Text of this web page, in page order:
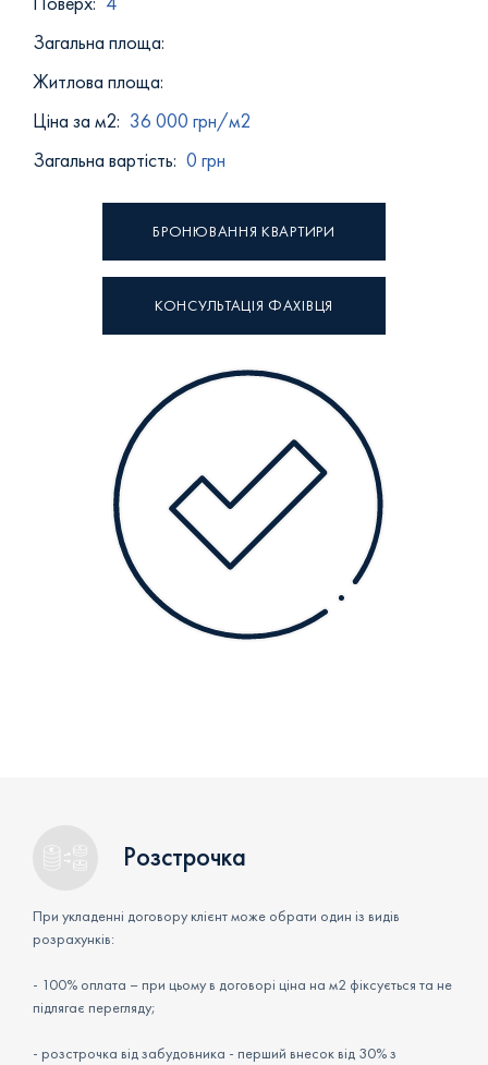
Загальна площа:
Житлова площа:
Ціна за м2: 36 000 грн/м2
Загальна вартість: 0 грн
БРОНЮВАННЯ КВАРТИРИ
КОНСУЛЬТАЦІЯ ФАХІВЦЯ
Розстрочка
При укладенні договору клієнт може обрати один із видів
розрахунків:
- 100% оплата – при цьому в договорі ціна на м2 фіксується та не
підлягає перегляду;
- розстрочка від забудовника - перший внесок від 30% з